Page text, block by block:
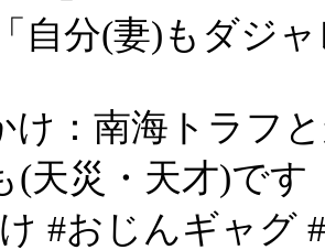
自分(妻)もダジ
：南海トラフ
(天災・天才)です
#おじんギャグ